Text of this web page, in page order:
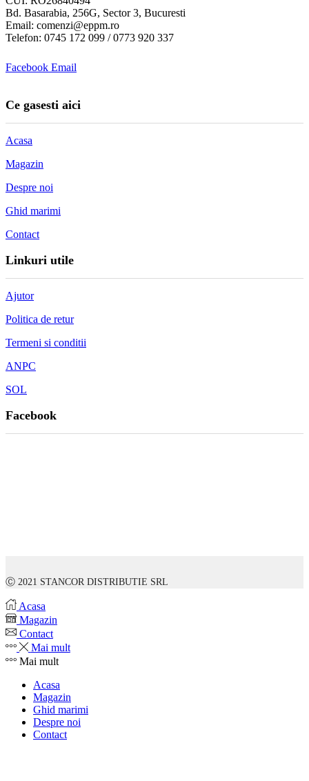
Bd. Basarabia, 256G, Sector 3, Bucuresti
Email: comenzi@eppm.ro
Telefon: 0745 172 099 / 0773 920 337
Facebook Email
Ce gasesti aici
Acasa
Magazin
Despre noi
Ghid marimi
Contact
Linkuri utile
Ajutor
Politica de retur
Termeni si conditii
ANPC
SOL
Facebook
Ⓒ 2021 STANCOR DISTRIBUTIE SRL
Acasa
Magazin
Contact
Mai mult
Mai mult
Acasa
Magazin
Ghid marimi
Despre noi
Contact